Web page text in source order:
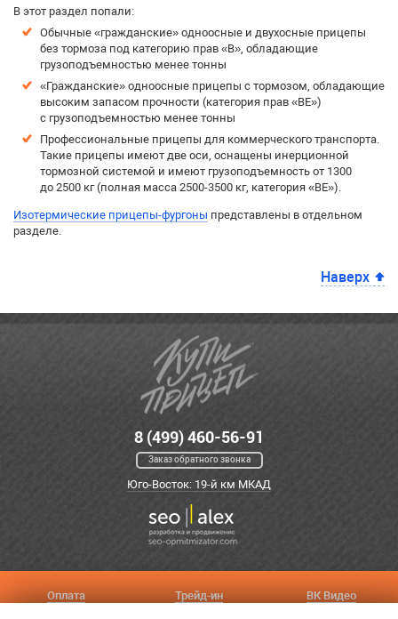
В этот раздел попали:
Обычные «гражданские» одноосные и двухосные прицепы
без тормоза под категорию прав «B», обладающие
грузоподъемностью менее тонны
«Гражданские» одноосные прицепы с тормозом, обладающие
высоким запасом прочности (категория прав «BE»)
с грузоподъемностью менее тонны
Профессиональные прицепы для коммерческого транспорта.
Такие прицепы имеют две оси, оснащены инерционной
тормозной системой и имеют грузоподъемность от 1300
до 2500 кг (полная масса 2500-3500 кг, категория «BE»).
Изотермические прицепы-фургоны представлены в отдельном
разделе.
Наверх
8 (499) 460-56-91
Заказ обратного звонка
Юго-Восток: 19-й км МКАД
Оплата
Трейд-ин
ВК Видео